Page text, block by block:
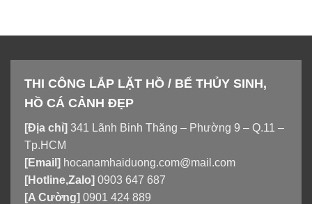
THI CÔNG LẮP LẶT HỒ / BỂ THỦY SINH,
HỒ CÁ CẢNH ĐẸP
[Địa chỉ] 341 Lãnh Binh Thăng – Phường 9 – Q.11 –
Tp.HCM
[Email] hocanamhaiduong.com@mail.com
[Hotline,Zalo] 0903 647 687
[A Cường] 0901 424 889